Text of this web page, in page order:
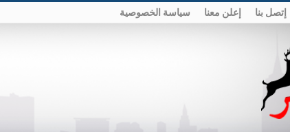
إتصل بنا إعلن معنا سياسة الخصوصية